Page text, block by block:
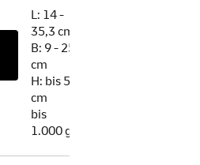
L: 14 -
35,3 cm
B: 9 - 25
cm
H: bis 5
cm
bis
1.000 g